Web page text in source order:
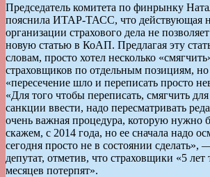
Председатель комитета по финрынку
пояснила ИТАР-ТАСС, что действующая
организации страхового дела не
новую статью в КоАП. Предлагая эту
словам, просто хотел несколько
страховщиков по отдельным позициям,
«пересечение шло и переписать просто
«Для того чтобы переписать, смягчить
санкции ввести, надо пересматривать
очень важная процедура, которую нужно
скажем, с 2014 года, но ее сначала надо
сегодня просто не в состоянии сделать»,
депутат, отметив, что страховщики «5
месяцев потерпят».